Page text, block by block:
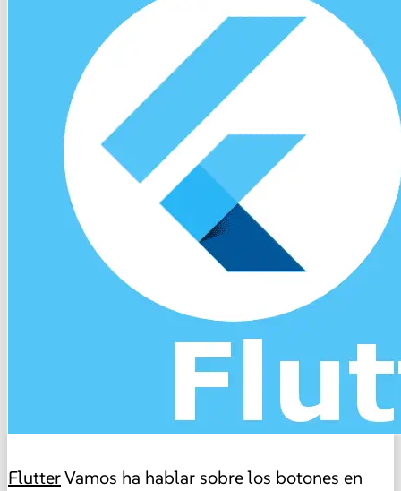
FlutterVamos ha hablar sobre los botones en